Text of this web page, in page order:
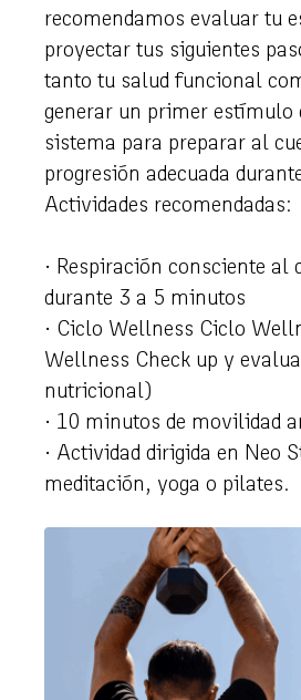
recomendamos evaluar tu
proyectar tus siguientes
tanto tu salud funcional
generar un primer estímulo
sistema para preparar al
progresión adecuada
Actividades recomendadas:
· Respiración consciente al
durante 3 a 5 minutos
· Ciclo Wellness Ciclo
Wellness Check up y
nutricional)
· 10 minutos de movilidad
· Actividad dirigida en Neo
meditación, yoga o pilates.